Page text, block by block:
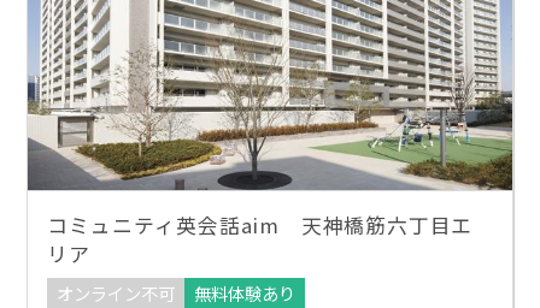
コミュニティ英会話aim 天神橋筋六丁目エ
リア
オンライン不可
無料体験あり